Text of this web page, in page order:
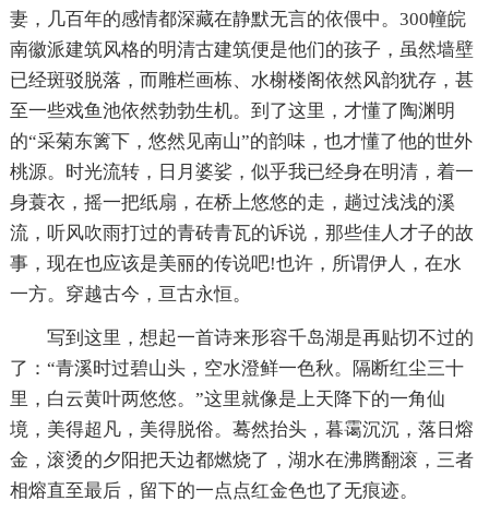
妻，几百年的感情都深藏在静默无言的依偎中。300幢皖
南徽派建筑风格的明清古建筑便是他们的孩子，虽然墙壁
已经斑驳脱落，而雕栏画栋、水榭楼阁依然风韵犹存，甚
至一些戏鱼池依然勃勃生机。到了这里，才懂了陶渊明
的“采菊东篱下，悠然见南山”的韵味，也才懂了他的世外
桃源。时光流转，日月婆娑，似乎我已经身在明清，着一
身蓑衣，摇一把纸扇，在桥上悠悠的走，趟过浅浅的溪
流，听风吹雨打过的青砖青瓦的诉说，那些佳人才子的故
事，现在也应该是美丽的传说吧!也许，所谓伊人，在水
一方。穿越古今，亘古永恒。
写到这里，想起一首诗来形容千岛湖是再贴切不过的
了：“青溪时过碧山头，空水澄鲜一色秋。隔断红尘三十
里，白云黄叶两悠悠。”这里就像是上天降下的一角仙
境，美得超凡，美得脱俗。蓦然抬头，暮霭沉沉，落日熔
金，滚烫的夕阳把天边都燃烧了，湖水在沸腾翻滚，三者
相熔直至最后，留下的一点点红金色也了无痕迹。